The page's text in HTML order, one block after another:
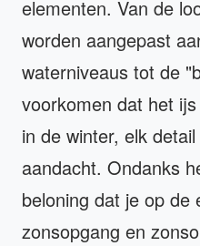
elementen. Van de
worden aangepast
waterniveaus tot de
voorkomen dat het
in de winter, elk
aandacht. Ondanks
beloning dat je op
zonsopgang en